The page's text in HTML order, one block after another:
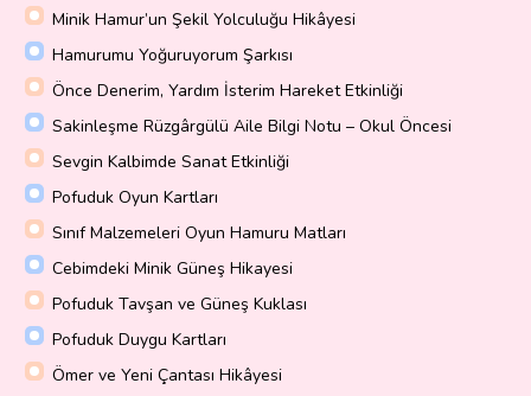
Minik Hamur’un Şekil Yolculuğu Hikâyesi
Hamurumu Yoğuruyorum Şarkısı
Önce Denerim, Yardım İsterim Hareket Etkinliği
Sakinleşme Rüzgârgülü Aile Bilgi Notu – Okul Öncesi
Sevgin Kalbimde Sanat Etkinliği
Pofuduk Oyun Kartları
Sınıf Malzemeleri Oyun Hamuru Matları
Cebimdeki Minik Güneş Hikayesi
Pofuduk Tavşan ve Güneş Kuklası
Pofuduk Duygu Kartları
Ömer ve Yeni Çantası Hikâyesi